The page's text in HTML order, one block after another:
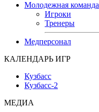
Молодежная команда
Игроки
Тренеры
Медперсонал
КАЛЕНДАРЬ ИГР
Кузбасс
Кузбасс-2
МЕДИА